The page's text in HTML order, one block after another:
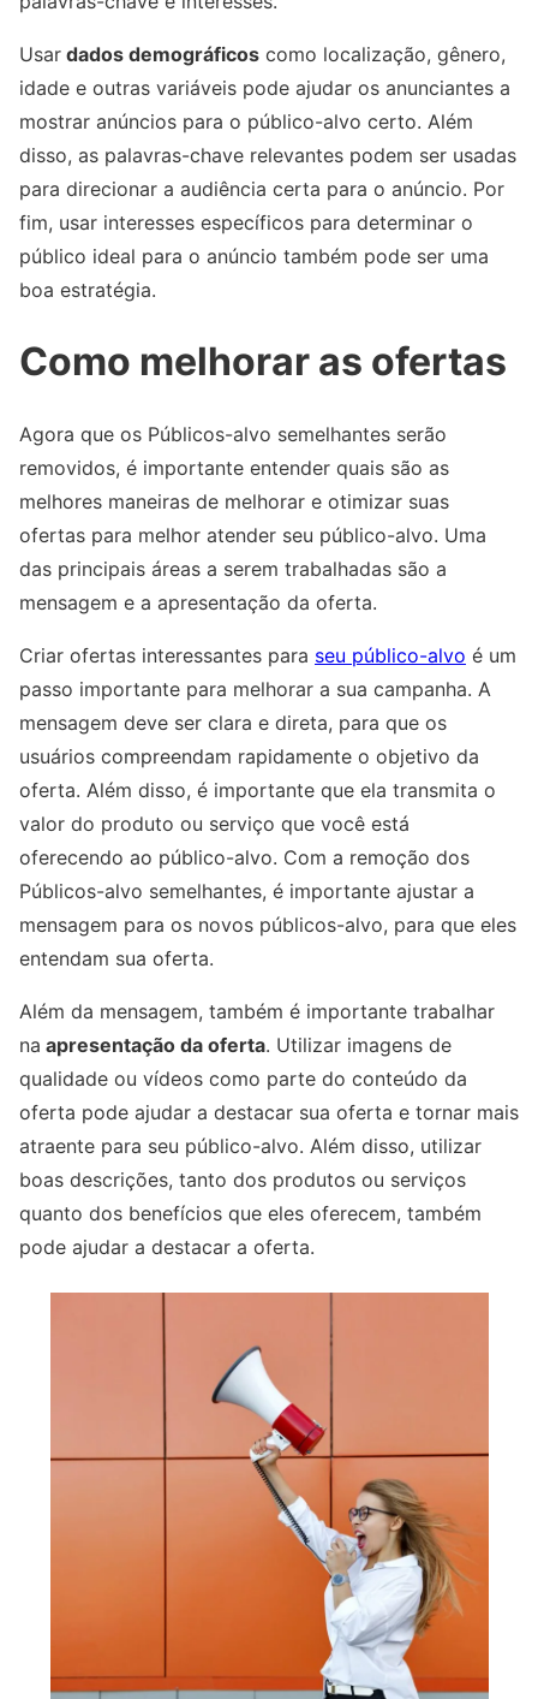
Usar dados demográficos como localização, gênero,
idade e outras variáveis pode ajudar os anunciantes a
mostrar anúncios para o público-alvo certo. Além
disso, as palavras-chave relevantes podem ser usadas
para direcionar a audiência certa para o anúncio. Por
fim, usar interesses específicos para determinar o
público ideal para o anúncio também pode ser uma
boa estratégia.
Como melhorar as ofertas
Agora que os Públicos-alvo semelhantes serão
removidos, é importante entender quais são as
melhores maneiras de melhorar e otimizar suas
ofertas para melhor atender seu público-alvo. Uma
das principais áreas a serem trabalhadas são a
mensagem e a apresentação da oferta.
Criar ofertas interessantes para seu público-alvo é um
passo importante para melhorar a sua campanha. A
mensagem deve ser clara e direta, para que os
usuários compreendam rapidamente o objetivo da
oferta. Além disso, é importante que ela transmita o
valor do produto ou serviço que você está
oferecendo ao público-alvo. Com a remoção dos
Públicos-alvo semelhantes, é importante ajustar a
mensagem para os novos públicos-alvo, para que eles
entendam sua oferta.
Além da mensagem, também é importante trabalhar
na apresentação da oferta. Utilizar imagens de
qualidade ou vídeos como parte do conteúdo da
oferta pode ajudar a destacar sua oferta e tornar mais
atraente para seu público-alvo. Além disso, utilizar
boas descrições, tanto dos produtos ou serviços
quanto dos benefícios que eles oferecem, também
pode ajudar a destacar a oferta.